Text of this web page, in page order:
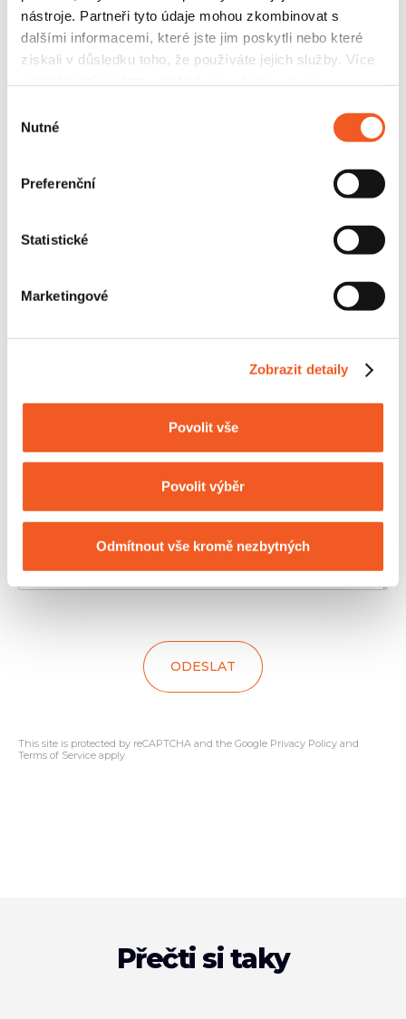
nástroje. Partneři tyto údaje mohou zkombinovat s
dalšími informacemi, které jste jim poskytli nebo které
získali v důsledku toho, že používáte jejich služby. Více
souhlasu
Nutné
Preferenční
Statistické
Marketingové
Zobrazit detaily
Povolit vše
Povolit výběr
Odmítnout vše kromě nezbytných
Jméno*
S čím Vám můžeme pomoci
ODESLAT
This site is protected by reCAPTCHA and the Google Privacy Policy and
Terms of Service apply.
Přečti si taky